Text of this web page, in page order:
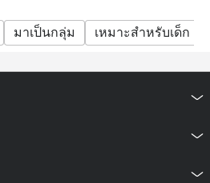
มาเป็นกลุ่ม เหมาะสำหรับเด็ก